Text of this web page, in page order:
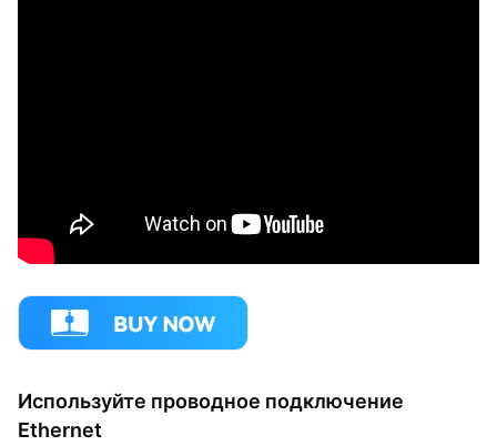
Используйте проводное подключение
Ethernet